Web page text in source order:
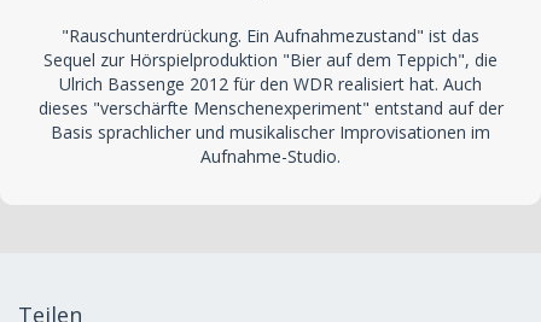
"Rauschunterdrückung. Ein Aufnahmezustand" ist das
Sequel zur Hörspielproduktion "Bier auf dem Teppich", die
Ulrich Bassenge 2012 für den WDR realisiert hat. Auch
dieses "verschärfte Menschenexperiment" entstand auf der
Basis sprachlicher und musikalischer Improvisationen im
Aufnahme-Studio.
Teilen